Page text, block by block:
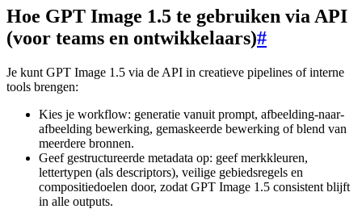
Hoe GPT Image 1.5 te gebruiken via API
(voor teams en ontwikkelaars)#
Je kunt GPT Image 1.5 via de API in creatieve pipelines of interne
tools brengen:
Kies je workflow: generatie vanuit prompt, afbeelding-naar-
afbeelding bewerking, gemaskeerde bewerking of blend van
meerdere bronnen.
Geef gestructureerde metadata op: geef merkkleuren,
lettertypen (als descriptors), veilige gebiedsregels en
compositiedoelen door, zodat GPT Image 1.5 consistent blijft
in alle outputs.